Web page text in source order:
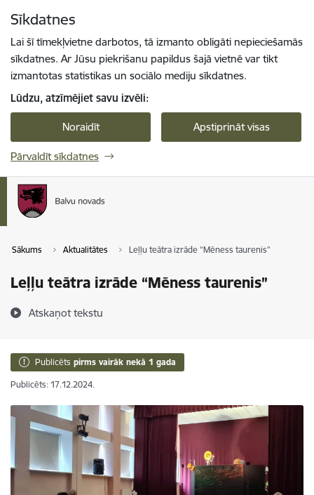
Sīkdatnes
Lai šī tīmekļvietne darbotos, tā izmanto obligāti nepieciešamās
sīkdatnes. Ar Jūsu piekrišanu papildus šajā vietnē var tikt
izmantotas statistikas un sociālo mediju sīkdatnes.
Lūdzu, atzīmējiet savu izvēli:
Noraidīt Apstiprināt visas
Pārvaldīt sīkdatnes
Sākums Aktualitātes Leļļu teātra izrāde “Mēness taurenis”
Leļļu teātra izrāde “Mēness taurenis”
Atskaņot tekstu
Publicēts pirms vairāk nekā 1 gada
Publicēts: 17.12.2024.